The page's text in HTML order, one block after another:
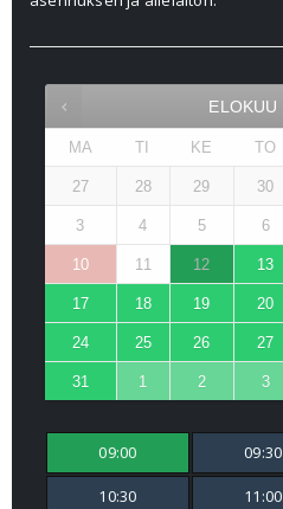
ELOKUU
MA TI KE TO
27 28 29 30
3 4 5 6
10 11 12 13
17 18 19 20
24 25 26 27
31 1 2 3
09:00 09:30
10:30 11:00